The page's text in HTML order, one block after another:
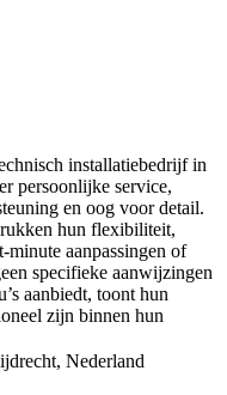
installatiebedrijf in
persoonlijke service,
en oog voor detail.
hun flexibiliteit,
aanpassingen of
specifieke aanwijzingen
aanbiedt, toont hun
zijn binnen hun
Nederland